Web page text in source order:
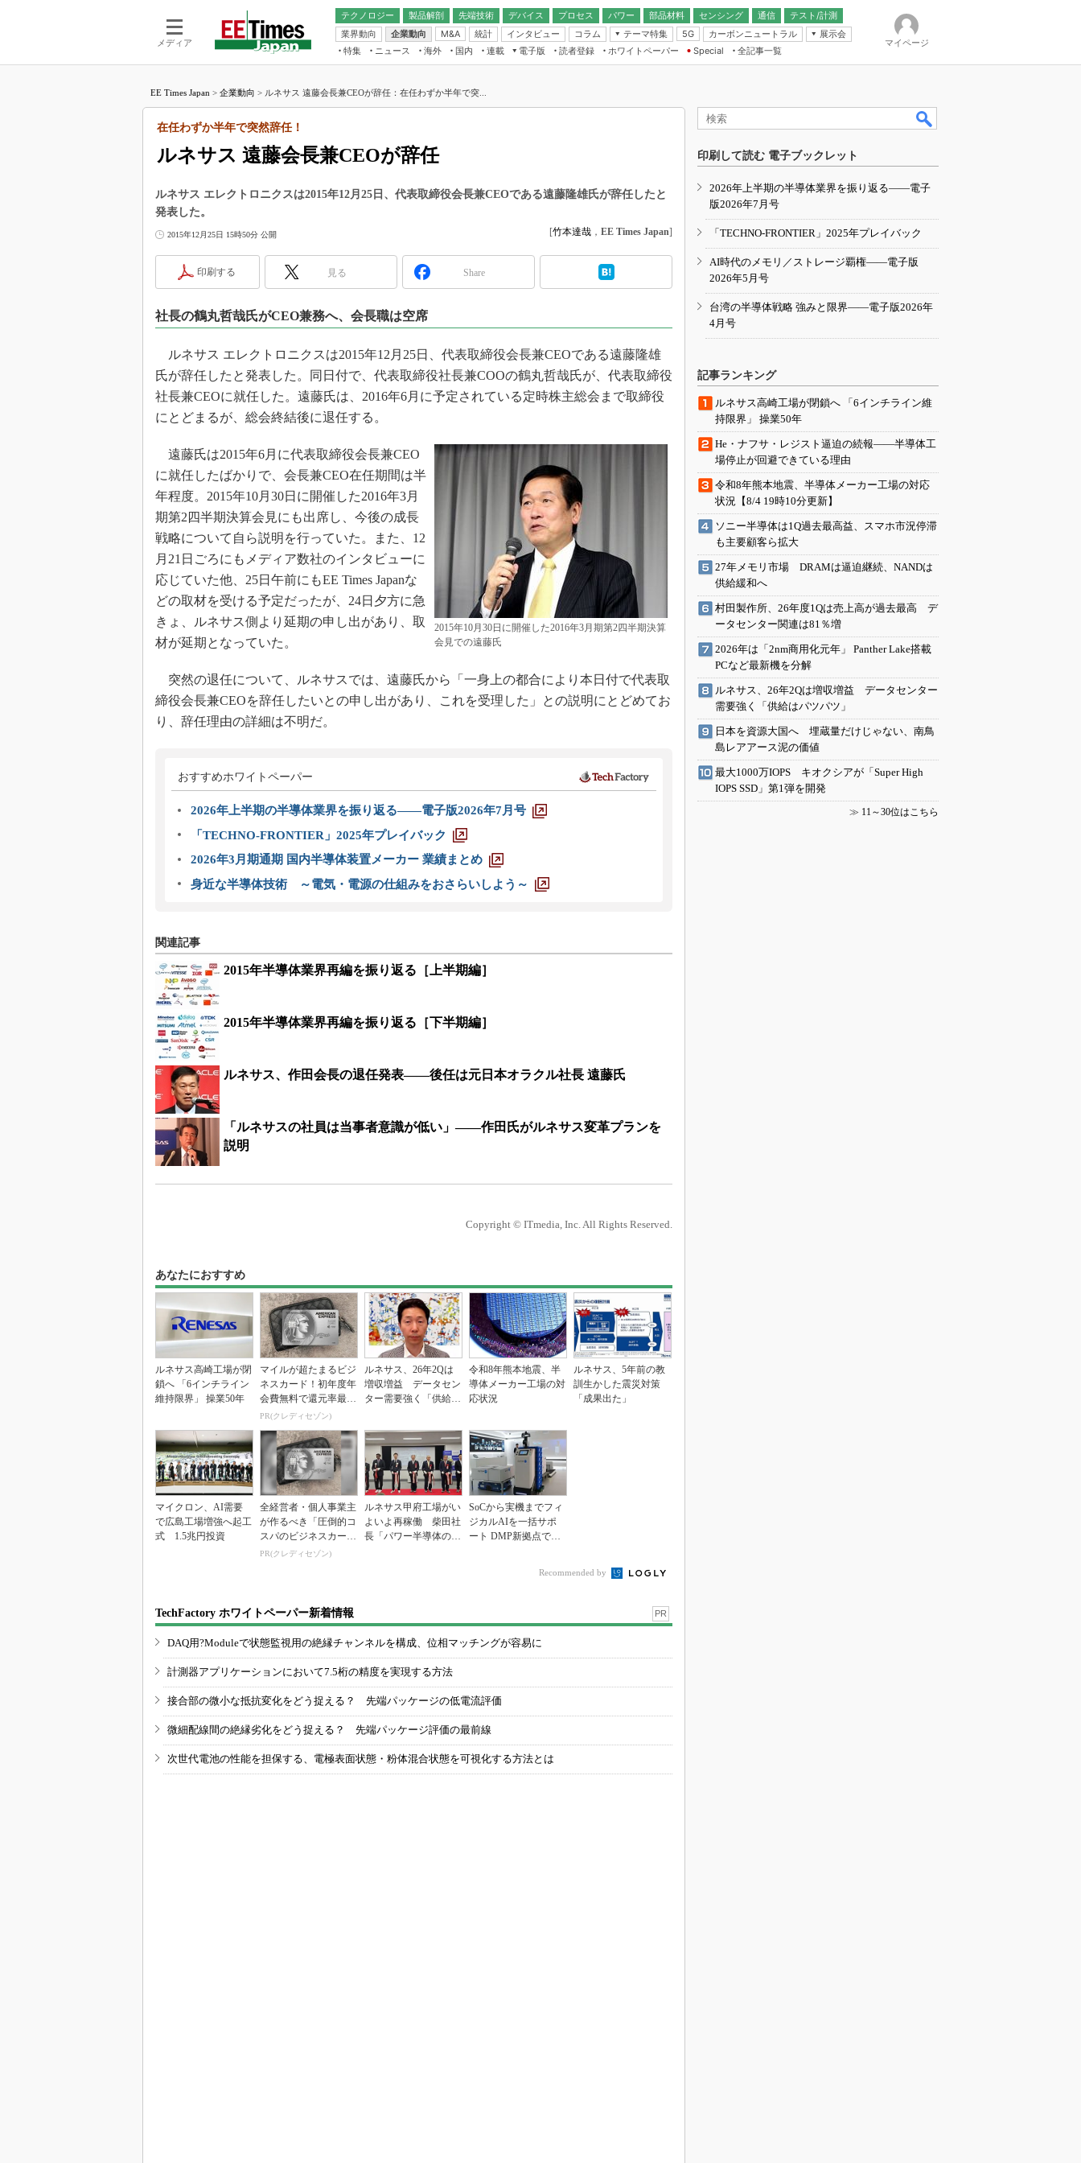
メディア
テクノロジー 製品解剖
先端技術
電池／エネルギー
デバイス
アナログ
マイコン
プロセス パワー 部品材料 センシング
通信
無線
テスト/計測
業界動向
企業動向 M&A 統計 インタビュー コラム
テーマ特集
フィジカルAI
電源設計（EDN Japan）
エレクトロニクス入門（EDN
5G カーボンニュートラル
展示会
IoT・エッジコンピューティング
EXPO
TECHNO-FRONTIER
人とくるま展
特集 ニュース 海外 国内
連載
福田昭のデバイス通信
大山聡の業界スコープ
踊るバズワード ～Behind the
Buzzword
で起こること
“異端児エンジニア”が仕掛けた社内
改革、執念の180日
JASA発IoT通信
IHSアナリスト「未来展望」
「英語に愛されないエンジニア」の
ための新行動論
電子版
電子ブックレット
読者登録 ホワイトペーパー
Special
全記事一覧
マイページ
EE Times Japan > 企業動向 > ルネサス 遠藤会長兼CEOが辞任：在任わずか半年で突...
ルネサス 遠藤会長兼CEOが辞任
在任わずか半年で突然辞任！
ルネサス エレクトロニクスは2015年12月25日、代表取締役会長兼CEOである遠藤隆雄氏が辞任したと
発表した。
2015年12月25日 15時50分 公開 [竹本達哉 ， EE Times Japan]
印刷する 見る Share
社長の鶴丸哲哉氏がCEO兼務へ、会長職は空席
ルネサス エレクトロニクスは2015年12月25日、代表取締役会長兼CEOである遠藤隆雄
氏が辞任したと発表した。同日付で、代表取締役社長兼COOの鶴丸哲哉氏が、代表取締役
社長兼CEOに就任した。遠藤氏は、2016年6月に予定されている定時株主総会まで取締役
にとどまるが、総会終結後に退任する。
2015年10月30日に開催した2016年3月期第2四半期決算
会見での遠藤氏
遠藤氏は2015年6月に代表取締役会長兼CEO
に就任したばかりで、会長兼CEO在任期間は半
年程度。2015年10月30日に開催した2016年3月
期第2四半期決算会見にも出席し、今後の成長
戦略について自ら説明を行っていた。また、12
月21日ごろにもメディア数社のインタビューに
応じていた他、25日午前にもEE Times Japanな
どの取材を受ける予定だったが、24日夕方に急
きょ、ルネサス側より延期の申し出があり、取
材が延期となっていた。
突然の退任について、ルネサスでは、遠藤氏から「一身上の都合により本日付で代表取
締役会長兼CEOを辞任したいとの申し出があり、これを受理した」との説明にとどめてお
り、辞任理由の詳細は不明だ。
おすすめホワイトペーパー
2026年上半期の半導体業界を振り返る――電子版2026年7月号
「TECHNO-FRONTIER」2025年プレイバック
2026年3月期通期 国内半導体装置メーカー 業績まとめ
身近な半導体技術 ～電気・電源の仕組みをおさらいしよう～
関連記事
2015年半導体業界再編を振り返る［上半期編］
2015年半導体業界再編を振り返る［下半期編］
ルネサス、作田会長の退任発表――後任は元日本オラクル社長 遠藤氏
「ルネサスの社員は当事者意識が低い」――作田氏がルネサス変革プランを
説明
Copyright © ITmedia, Inc. All Rights Reserved.
あなたにおすすめ
ルネサス高崎工場が閉
鎖へ 「6インチライン
維持限界」 操業50年
マイルが超たまるビジ
ネスカード！初年度年
会費無料で還元率最大
1.125%
PR(クレディセゾン)
ルネサス、26年2Qは
増収増益 データセン
ター需要強く「供給は
令和8年熊本地震、半
導体メーカー工場の対
応状況
ルネサス、5年前の教
訓生かした震災対策
「成果出た」
マイクロン、AI需要
で広島工場増強へ起工
式 1.5兆円投資
全経営者・個人事業主
が作るべき「圧倒的コ
スパのビジネスカー
ド」
PR(クレディセゾン)
ルネサス甲府工場がい
よいよ再稼働 柴田社
長「パワー半導体の戦
SoCから実機までフィ
ジカルAIを一括サポ
ート DMP新拠点で展
Recommended by
TechFactory ホワイトペーパー新着情報 PR
DAQ用?Moduleで状態監視用の絶縁チャンネルを構成、位相マッチングが容易に
計測器アプリケーションにおいて7.5桁の精度を実現する方法
接合部の微小な抵抗変化をどう捉える？ 先端パッケージの低電流評価
微細配線間の絶縁劣化をどう捉える？ 先端パッケージ評価の最前線
次世代電池の性能を担保する、電極表面状態・粉体混合状態を可視化する方法とは
印刷して読む 電子ブックレット
2026年上半期の半導体業界を振り返る――電子
版2026年7月号
「TECHNO-FRONTIER」2025年プレイバック
AI時代のメモリ／ストレージ覇権――電子版
2026年5月号
台湾の半導体戦略 強みと限界――電子版2026年
4月号
記事ランキング
ルネサス高崎工場が閉鎖へ 「6インチライン維
持限界」 操業50年
He・ナフサ・レジスト逼迫の続報――半導体工
場停止が回避できている理由
令和8年熊本地震、半導体メーカー工場の対応
状況【8/4 19時10分更新】
ソニー半導体は1Q過去最高益、スマホ市況停滞
も主要顧客ら拡大
27年メモリ市場 DRAMは逼迫継続、NANDは
供給緩和へ
村田製作所、26年度1Qは売上高が過去最高 デ
ータセンター関連は81％増
2026年は「2nm商用化元年」 Panther Lake搭載
PCなど最新機を分解
ルネサス、26年2Qは増収増益 データセンター
需要強く「供給はパツパツ」
日本を資源大国へ 埋蔵量だけじゃない、南鳥
島レアアース泥の価値
最大1000万IOPS キオクシアが「Super High
IOPS SSD」第1弾を開発
≫ 11～30位はこちら